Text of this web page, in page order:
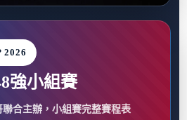
2026
強小組賽
合主辦，小組賽完整賽程表